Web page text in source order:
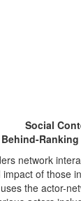
Social
network
of those
the actor-